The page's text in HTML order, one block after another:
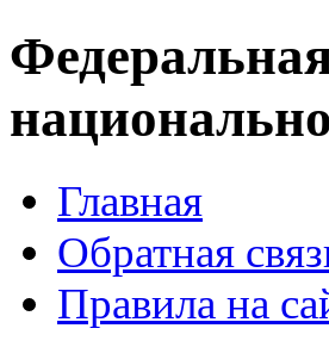
Главная
Обратная
Правила на